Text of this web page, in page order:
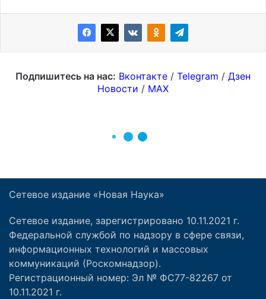
Сетевое издание «Новая Наука»
Сетевое издание, зарегистрировано 10.11.2021 г.
Федеральной службой по надзору в сфере связи,
информационных технологий и массовых
коммуникаций (Роскомнадзор).
Регистрационный номер: Эл № ФС77-82267 от
10.11.2021 г.